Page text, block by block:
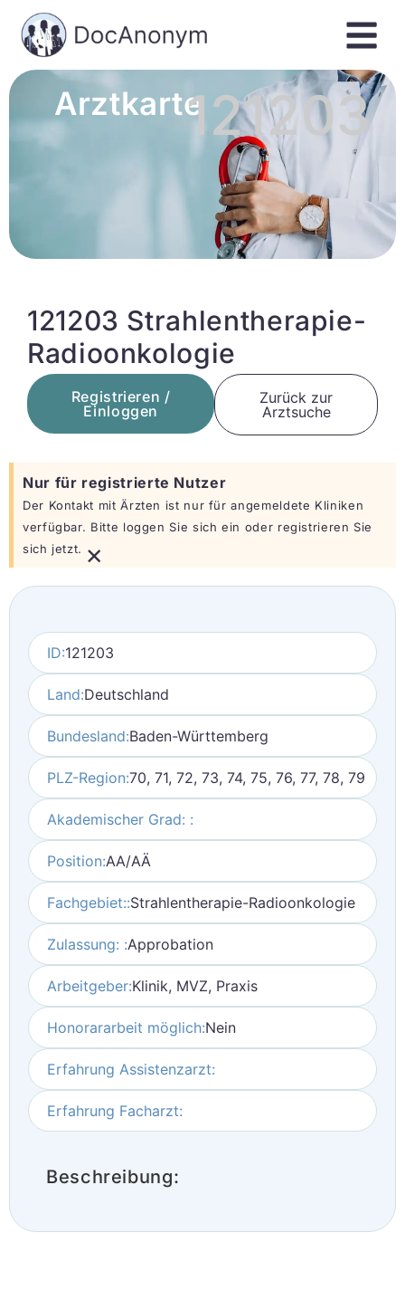
Arztkarte121203
121203 Strahlentherapie-
Radioonkologie
Registrieren /
Einloggen
Zurück zur
Arztsuche
Nur für registrierte Nutzer
Der Kontakt mit Ärzten ist nur für angemeldete Kliniken
verfügbar. Bitte loggen Sie sich ein oder registrieren Sie
sich jetzt. ×
ID:121203
Land:Deutschland
Bundesland:Baden-Württemberg
PLZ-Region:70, 71, 72, 73, 74, 75, 76, 77, 78, 79
Akademischer Grad: :
Position:AA/AÄ
Fachgebiet::Strahlentherapie-Radioonkologie
Zulassung: :Approbation
Arbeitgeber:Klinik, MVZ, Praxis
Honorararbeit möglich:Nein
Erfahrung Assistenzarzt:
Erfahrung Facharzt:
Beschreibung: